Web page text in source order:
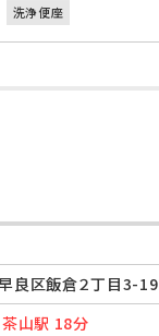
洗浄便座
良区飯倉２丁目3-19
山駅 18分